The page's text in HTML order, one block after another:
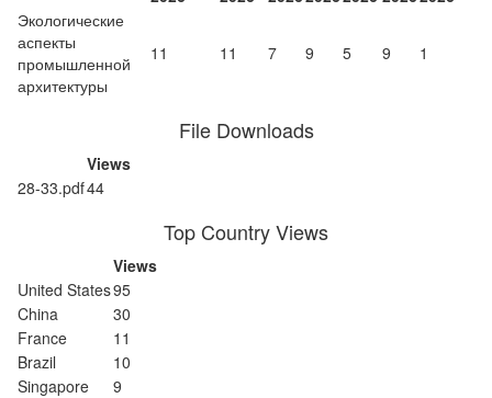
Экологические
аспекты
промышленной
архитектуры
11 11 7 9 5 9 1
File Downloads
Views
28-33.pdf44
Top Country Views
Views
United States95
China
30
France
11
Brazil
10
Singapore
9